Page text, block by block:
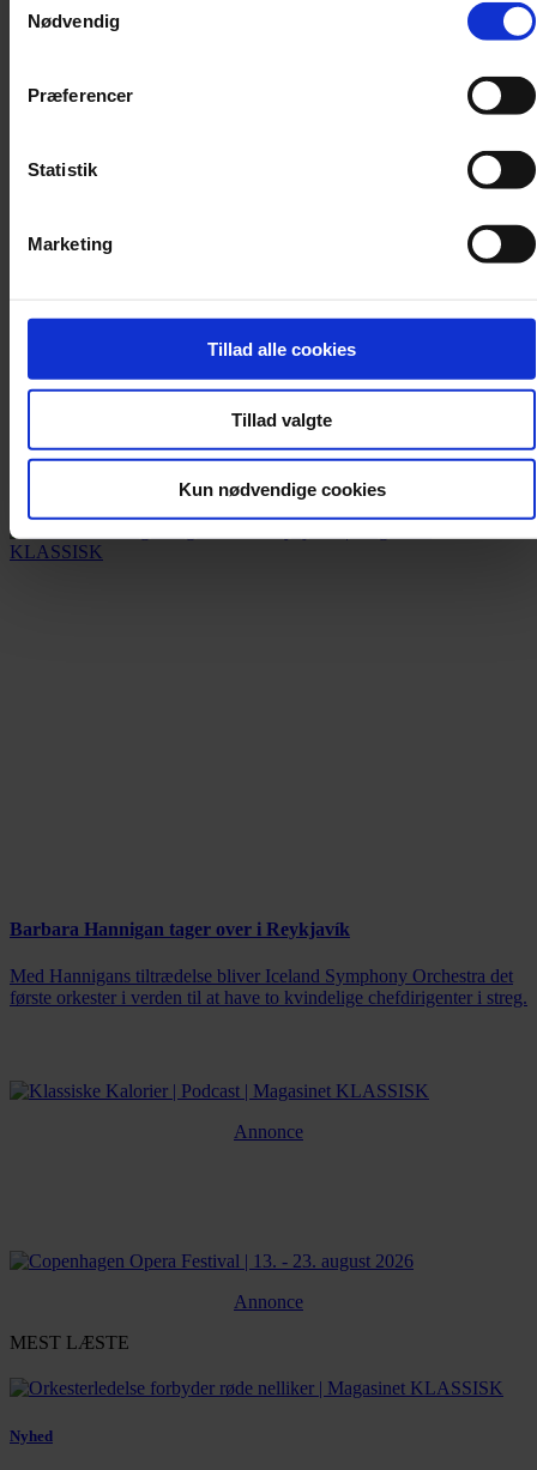
Nødvendig
Præferencer
Statistik
Marketing
Tillad alle cookies
Tillad valgte
Kun nødvendige cookies
Tysk tv-station får hug efter censur
ZDF anklages for kujonagtig opførsel efter at have forbudt en sang
med Igor Levit og Danger Dan.
Barbara Hannigan tager over i Reykjavík
Med Hannigans tiltrædelse bliver Iceland Symphony Orchestra det
første orkester i verden til at have to kvindelige chefdirigenter i streg.
Annonce
Annonce
MEST LÆSTE
Nyhed